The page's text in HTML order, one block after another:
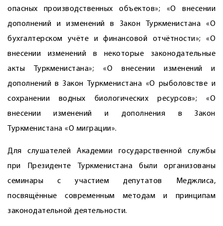
опасных производственных объектов»; «О внесении
дополнений и изменений в Закон Туркменистана «О
бухгалтерском учёте и финансовой отчётности»; «О
внесении изменений в некоторые законодательные
акты Туркменистана»; «О внесении изменений и
дополнений в Закон Туркменистана «О рыболовстве и
сохранении водных биологических ресурсов»; «О
внесении изменений и дополнения в Закон
Туркменистана «О миграции».
Для слушателей Академии государственной службы
при Президенте Туркменистана были организованы
семинары с участием депутатов ­Меджлиса,
посвящённые современным методам и принципам
законодательной деятельности.